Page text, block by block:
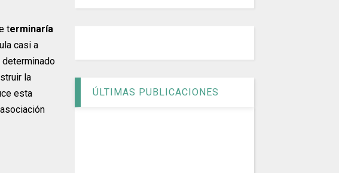
terminaría
casi a
la
esta
ÚLTIMAS PUBLICACIONES